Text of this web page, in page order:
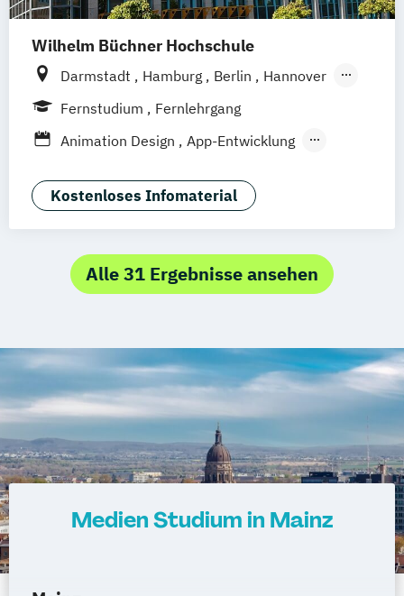
Wilhelm Büchner Hochschule
Darmstadt Hamburg Berlin
Hannover
Bonn
Nürnberg München
Zürich Rostock Dortmund
Fernstudium
Fernlehrgang
Animation Design
App-Entwicklung
Game Development Industriedesign
Kommunikationsdesign
Nachhaltiges Design
Kostenloses Infomaterial
Alle 31 Ergebnisse ansehen
Medien Studium in Mainz